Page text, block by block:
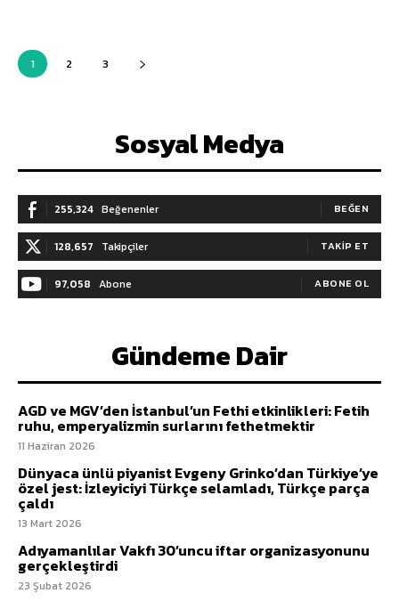
1 2 3
Sosyal Medya
255,324 Beğenenler BEĞEN
128,657 Takipçiler TAKIP ET
97,058 Abone ABONE OL
Gündeme Dair
AGD ve MGV’den İstanbul’un Fethi etkinlikleri: Fetih
ruhu, emperyalizmin surlarını fethetmektir
11 Haziran 2026
Dünyaca ünlü piyanist Evgeny Grinko’dan Türkiye’ye
özel jest: İzleyiciyi Türkçe selamladı, Türkçe parça
çaldı
13 Mart 2026
Adıyamanlılar Vakfı 30’uncu iftar organizasyonunu
gerçekleştirdi
23 Şubat 2026